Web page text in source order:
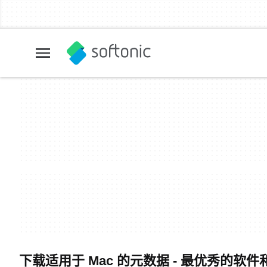
下载适用于 Mac 的元数据 - 最优秀的软件